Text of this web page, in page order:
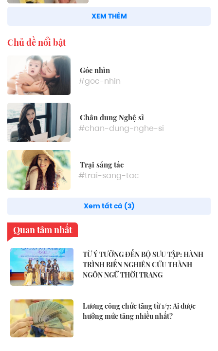
XEM THÊM
Chủ đề nổi bật
Góc nhìn
#goc-nhin
Chân dung Nghệ sĩ
#chan-dung-nghe-si
Trại sáng tác
#trai-sang-tac
Xem tất cả (3)
Quan tâm nhất
TỪ Ý TƯỞNG ĐẾN BỘ SƯU TẬP: HÀNH
TRÌNH BIẾN NGHIÊN CỨU THÀNH
NGÔN NGỮ THỜI TRANG
Lương công chức tăng từ 1/7: Ai được
hưởng mức tăng nhiều nhất?